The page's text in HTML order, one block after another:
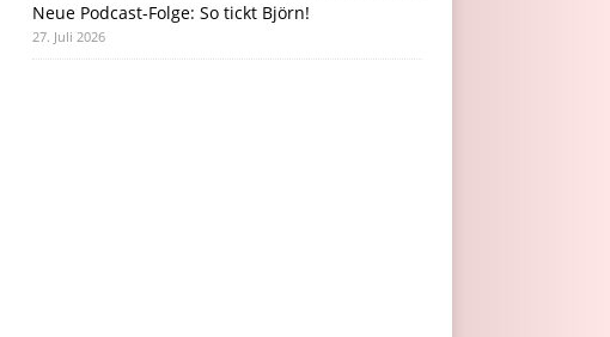
Neue Podcast-Folge: So tickt Björn!
27. Juli 2026